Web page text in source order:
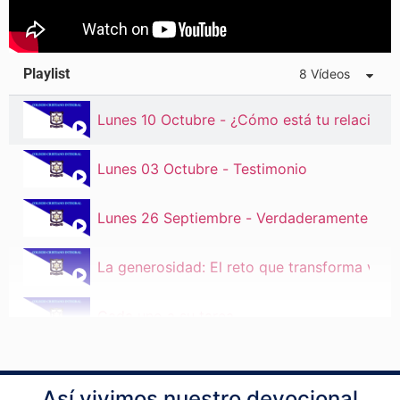
Playlist 8 Vídeos
Lunes 10 Octubre - ¿Cómo está tu relación
Lunes 03 Octubre - Testimonio
Lunes 26 Septiembre - Verdaderamente
La generosidad: El reto que transforma